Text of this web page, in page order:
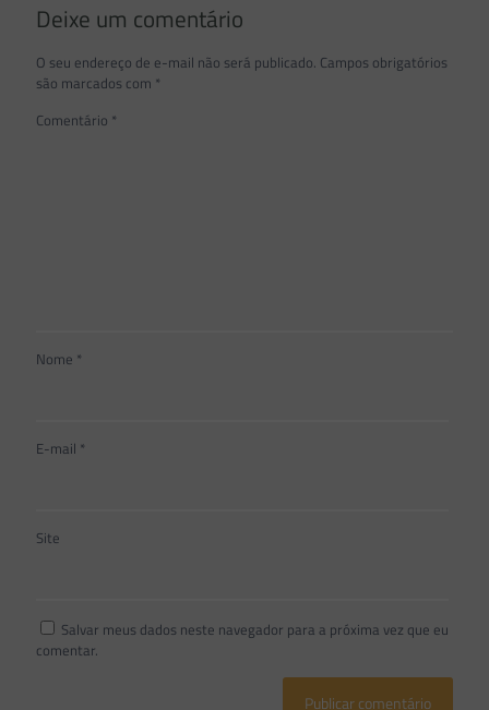
Deixe um comentário
O seu endereço de e-mail não será publicado. Campos obrigatórios
são marcados com *
Comentário *
Nome *
E-mail *
Site
Salvar meus dados neste navegador para a próxima vez que eu
comentar.